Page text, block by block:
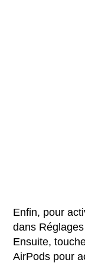
Enfin, pour
dans
Ensuite,
AirPods pour